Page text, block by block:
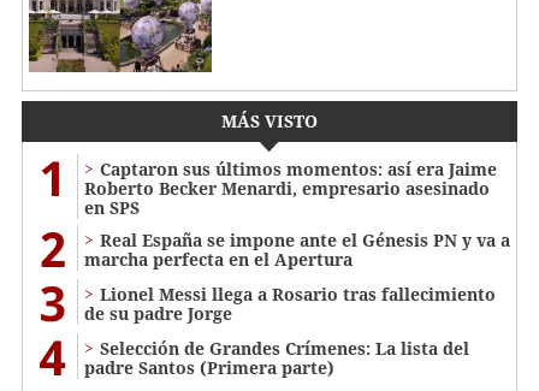
MÁS VISTO
1
Captaron sus últimos momentos: así era Jaime
Roberto Becker Menardi​​​, empresario asesinado
en SPS
2
Real España se impone ante el Génesis PN y va a
marcha perfecta en el Apertura
3
Lionel Messi llega a Rosario tras fallecimiento
de su padre Jorge
4
Selección de Grandes Crímenes: La lista del
padre Santos (Primera parte)